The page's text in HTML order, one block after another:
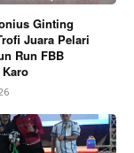
Ginting
Juara Pelari
Run FBB